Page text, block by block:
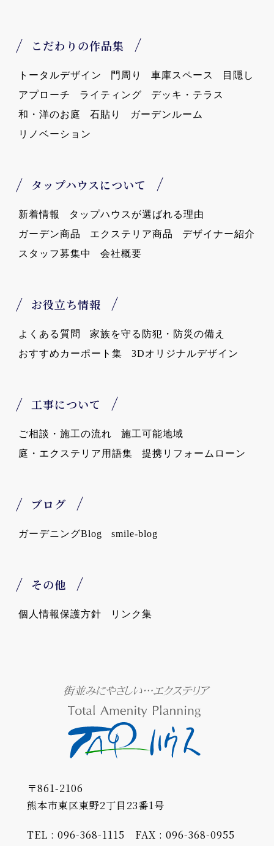
こだわりの作品集
トータルデザイン 門周り 車庫スペース
目隠し
アプローチ
ライティング
デッキ・テラス
和・洋のお庭
石貼り
ガーデンルーム
リノベーション
タップハウスについて
新着情報
タップハウスが選ばれる理由
ガーデン商品
エクステリア商品
デザイナー紹介
スタッフ募集中
会社概要
お役立ち情報
よくある質問
家族を守る防犯・防災の備え
おすすめカーポート集
3Dオリジナルデザイン
工事について
ご相談・施工の流れ
施工可能地域
庭・エクステリア用語集
提携リフォームローン
ブログ
ガーデニングBlog smile-blog
その他
個人情報保護方針 リンク集
〒861-2106
熊本市東区東野2丁目23番1号
TEL : 096-368-1115 FAX : 096-368-0955